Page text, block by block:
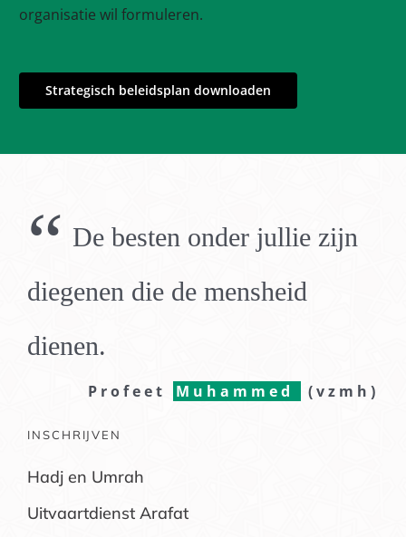
organisatie wil formuleren.
Strategisch beleidsplan downloaden
“ De besten onder jullie zijn
diegenen die de mensheid
dienen.
Profeet Muhammed (vzmh)
INSCHRIJVEN
Hadj en Umrah
Uitvaartdienst Arafat